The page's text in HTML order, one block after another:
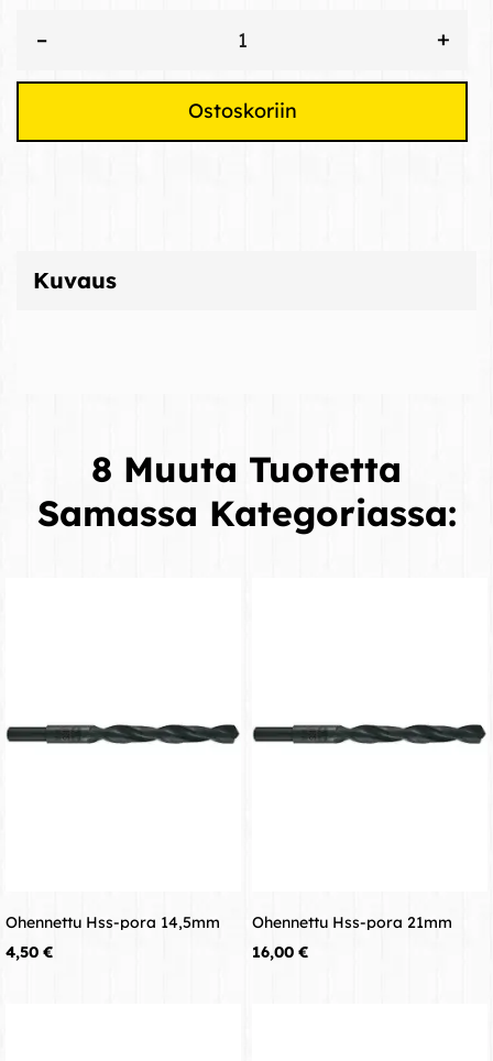
– +
Ostoskoriin
Kuvaus
8 Muuta Tuotetta
Samassa Kategoriassa:
Ohennettu Hss-pora 14,5mm
Hinta
4,50 €
Ohennettu Hss-pora 21mm
Hinta
16,00 €